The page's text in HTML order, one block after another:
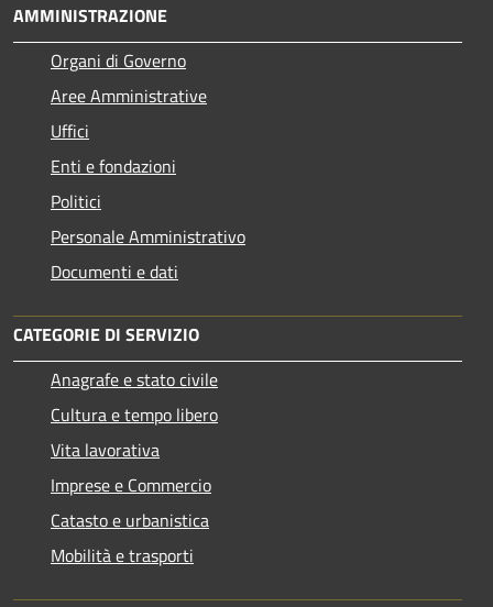
AMMINISTRAZIONE
Organi di Governo
Aree Amministrative
Uffici
Enti e fondazioni
Politici
Personale Amministrativo
Documenti e dati
CATEGORIE DI SERVIZIO
Anagrafe e stato civile
Cultura e tempo libero
Vita lavorativa
Imprese e Commercio
Catasto e urbanistica
Mobilità e trasporti